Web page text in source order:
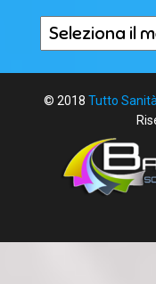
Archivi
© 2018 Tutto Sanità